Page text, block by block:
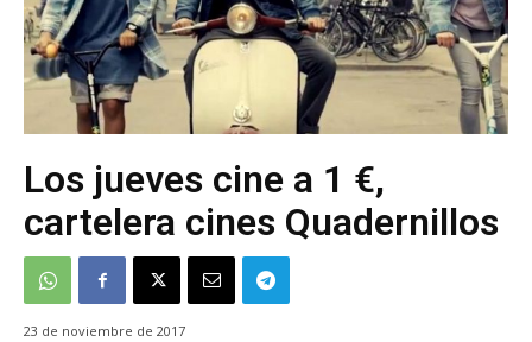
Los jueves cine a 1 €,
cartelera cines Quadernillos
23 de noviembre de 2017